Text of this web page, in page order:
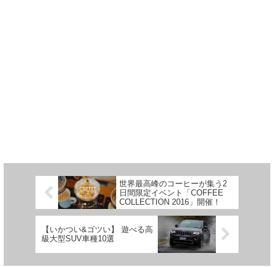
世界最高峰のコーヒーが集う2
日間限定イベント「COFFEE
COLLECTION 2016」開催！
【いかつい&ゴツい】 遊べる高
級大型SUV車種10選